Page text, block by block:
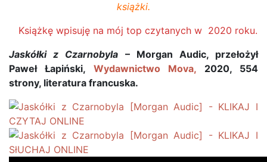
książki.
Książkę wpisuję na mój top czytanych w 2020 roku.
Jaskółki z Czarnobyla – Morgan Audic, przełożył
Paweł Łapiński, Wydawnictwo Mova, 2020, 554
strony, literatura francuska.